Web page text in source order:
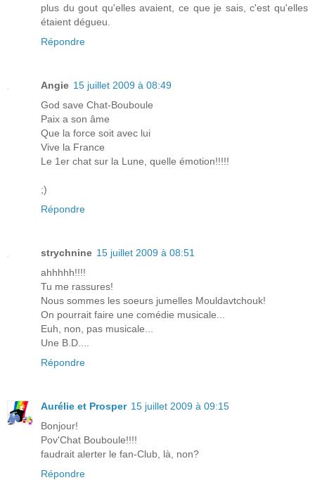
plus du gout qu'elles avaient, ce que je sais, c'est qu'elles
étaient dégueu.
Répondre
Angie 15 juillet 2009 à 08:49
God save Chat-Bouboule
Paix a son âme
Que la force soit avec lui
Vive la France
Le 1er chat sur la Lune, quelle émotion!!!!!
;)
Répondre
strychnine 15 juillet 2009 à 08:51
ahhhhh!!!!
Tu me rassures!
Nous sommes les soeurs jumelles Mouldavtchouk!
On pourrait faire une comédie musicale...
Euh, non, pas musicale...
Une B.D....
Répondre
Aurélie et Prosper 15 juillet 2009 à 09:15
Bonjour!
Pov'Chat Bouboule!!!!
faudrait alerter le fan-Club, là, non?
Répondre